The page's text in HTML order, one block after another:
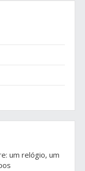
um relógio, um